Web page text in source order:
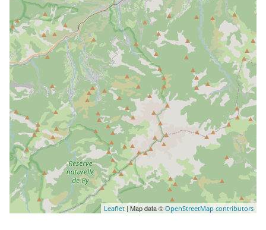
Leaflet | Map data © OpenStreetMap contributors